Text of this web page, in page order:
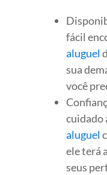
fácil
aluguel
sua
você
cuidado
aluguel
ele terá
seus